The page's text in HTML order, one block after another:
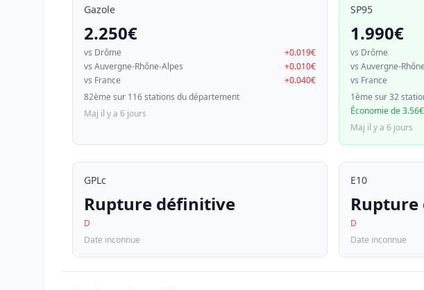
Gazole
2.250€
vs Drôme
+0.019€
vs Auvergne-Rhône-Alpes
+0.010€
vs France
+0.040€
82ème sur 116 stations du département
Maj il y a 6 jours
SP95
1.990€
vs Drôme
vs Auvergne-
vs France
1ème sur 32
Économie de
Maj il y a 6 jours
GPLc
Rupture définitive
D
Date inconnue
E10
D
Date inconnue